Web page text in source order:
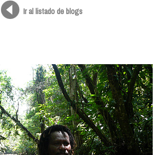
Ir al listado de blogs